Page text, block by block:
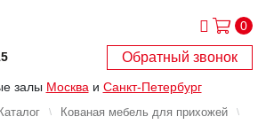
0
Обратный звонок
залы Москва и Санкт-Петербург
Каталог
Кованая мебель для прихожей